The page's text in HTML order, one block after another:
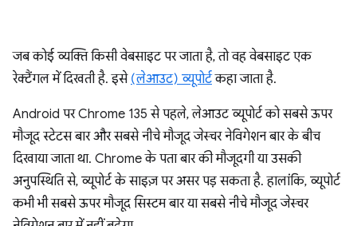
जब कोई व्यक्ति किसी वेबसाइट पर जाता है, तो वह वेबसाइट एक
रेक्टैंगल में दिखती है. इसे (लेआउट) व्यूपोर्टकहा जाता है.
Android पर Chrome 135 से पहले, लेआउट व्यूपोर्ट को सबसे ऊपर
मौजूद स्टेटस बार और सबसे नीचे मौजूद जेस्चर नेविगेशन बार के बीच
दिखाया जाता था. Chrome के पता बार की मौजूदगी या उसकी
अनुपस्थिति से, व्यूपोर्ट के साइज़ पर असर पड़ सकता है. हालांकि, व्यूपोर्ट
कभी भी सबसे ऊपर मौजूद सिस्टम बार या सबसे नीचे मौजूद जेस्चर